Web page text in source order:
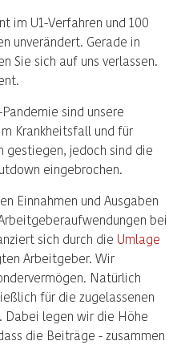
im U1-Verfahren und 100
unverändert. Gerade in
Sie sich auf uns verlassen.
sind unsere
Krankheitsfall und für
gestiegen, jedoch sind die
eingebrochen.
Einnahmen und Ausgaben
bei
sich durch die Umlage
Arbeitgeber. Wir
Natürlich
für die zugelassenen
Dabei legen wir die Höhe
die Beiträge - zusammen